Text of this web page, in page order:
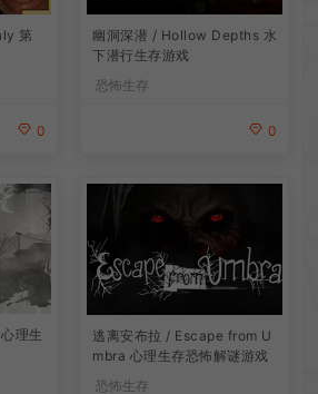
第
0
幽洞深潜 / Hollow Depths 水
下潜行生存游戏
恐怖生存
0
理生
逃离安布拉 / Escape from U
mbra 心理生存恐怖解谜游戏
恐怖生存